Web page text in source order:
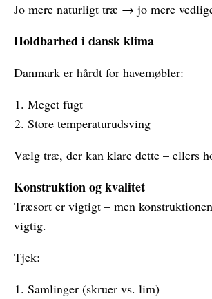
Jo mere naturligt træ → jo mere
Holdbarhed i dansk klima
Danmark er hårdt for havemøbler:
Meget fugt
Store temperaturudsving
Vælg træ, der kan klare dette – ellers
Konstruktion og kvalitet
Træsort er vigtigt – men
vigtig.
Tjek:
Samlinger (skruer vs. lim)